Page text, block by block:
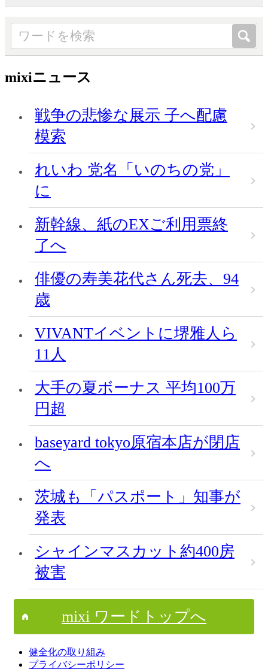
mixiニュース
戦争の悲惨な展示 子へ配慮
模索
れいわ 党名「いのちの党」
に
新幹線、紙のEXご利用票終
了へ
俳優の寿美花代さん死去、94
歳
VIVANTイベントに堺雅人ら
11人
大手の夏ボーナス 平均100万
円超
baseyard tokyo原宿本店が閉店
へ
茨城も「パスポート」知事が
発表
シャインマスカット約400房
被害
mixi ワードトップへ
健全化の取り組み
プライバシーポリシー